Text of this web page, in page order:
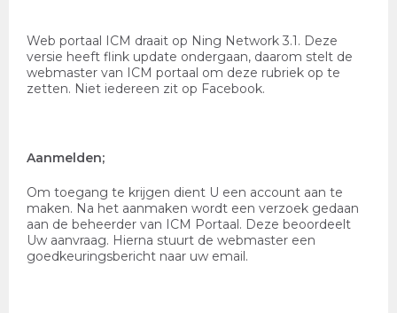
Web portaal ICM draait op Ning Network 3.1. Deze
versie heeft flink update ondergaan, daarom stelt de
webmaster van ICM portaal om deze rubriek op te
zetten. Niet iedereen zit op Facebook.
Aanmelden;
Om toegang te krijgen dient U een account aan te
maken. Na het aanmaken wordt een verzoek gedaan
aan de beheerder van ICM Portaal. Deze beoordeelt
Uw aanvraag. Hierna stuurt de webmaster een
goedkeuringsbericht naar uw email.